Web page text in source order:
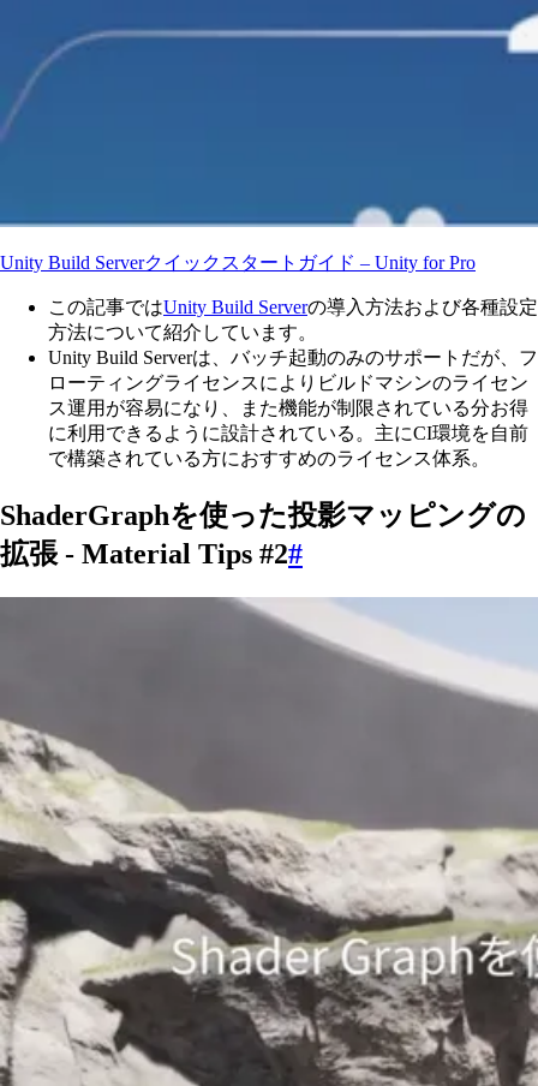
Unity Build Serverクイックスタートガイド – Unity for Pro
この記事ではUnity Build Serverの導入方法および各種設定
方法について紹介しています。
Unity Build Serverは、バッチ起動のみのサポートだが、フ
ローティングライセンスによりビルドマシンのライセン
ス運用が容易になり、また機能が制限されている分お得
に利用できるように設計されている。主にCI環境を自前
で構築されている方におすすめのライセンス体系。
ShaderGraphを使った投影マッピングの
拡張 - Material Tips #2#